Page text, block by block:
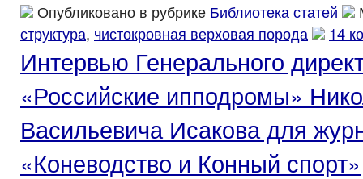
Опубликовано в рубрике Библиотека статей
структура, чистокровная верховая порода 14
Интервью Генерального
«Российские ипподромы»
Васильевича Исакова для
«Коневодство и Конный спорт»